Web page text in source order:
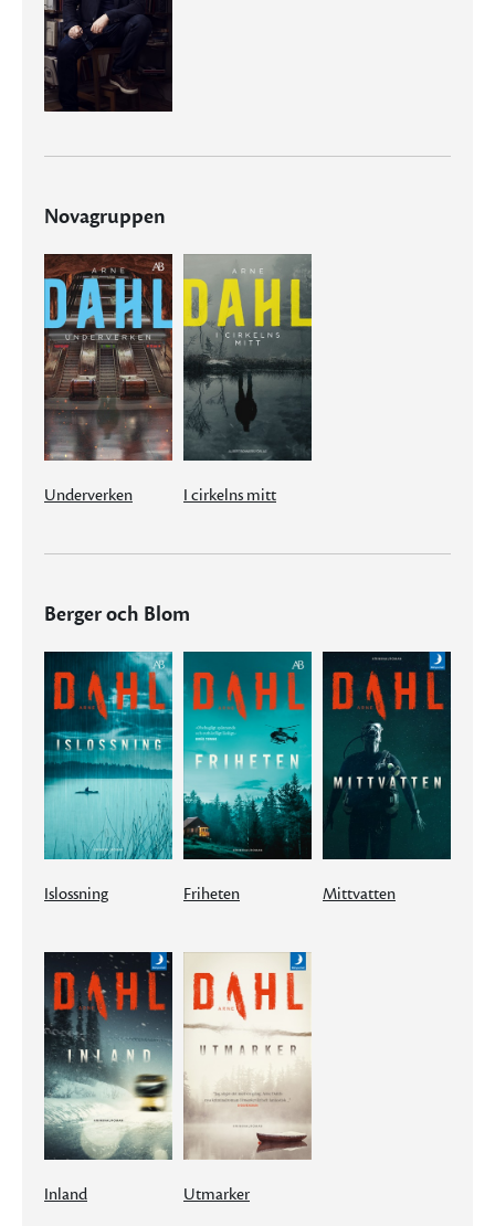
Novagruppen
Underverken I cirkelns mitt
Berger och Blom
Islossning Friheten Mittvatten
Inland Utmarker